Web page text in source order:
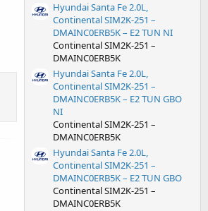
Hyundai Santa Fe 2.0L,
Continental SIM2K-251 –
DMAINC0ERB5K – E2 TUN NI
Continental SIM2K-251 –
DMAINC0ERB5K
Hyundai Santa Fe 2.0L,
Continental SIM2K-251 –
DMAINC0ERB5K – E2 TUN GBO
NI
Continental SIM2K-251 –
DMAINC0ERB5K
Hyundai Santa Fe 2.0L,
Continental SIM2K-251 –
DMAINC0ERB5K – E2 TUN GBO
Continental SIM2K-251 –
DMAINC0ERB5K